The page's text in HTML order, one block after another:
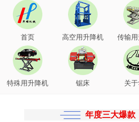
首页 高空用升降机 传输
特殊用升降机 锯床 关
年度三大爆款